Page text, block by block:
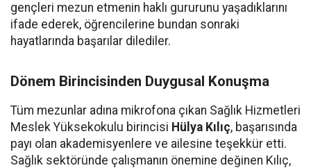
gençleri mezun etmenin haklı gururunu yaşadıklarını
ifade ederek, öğrencilerine bundan sonraki
hayatlarında başarılar dilediler.
Dönem Birincisinden Duygusal Konuşma
Tüm mezunlar adına mikrofona çıkan Sağlık Hizmetleri
Meslek Yüksekokulu birincisi Hülya Kılıç, başarısında
payı olan akademisyenlere ve ailesine teşekkür etti.
Sağlık sektöründe çalışmanın önemine değinen Kılıç,